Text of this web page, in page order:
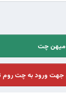
میهن چت
ورود به چت روم